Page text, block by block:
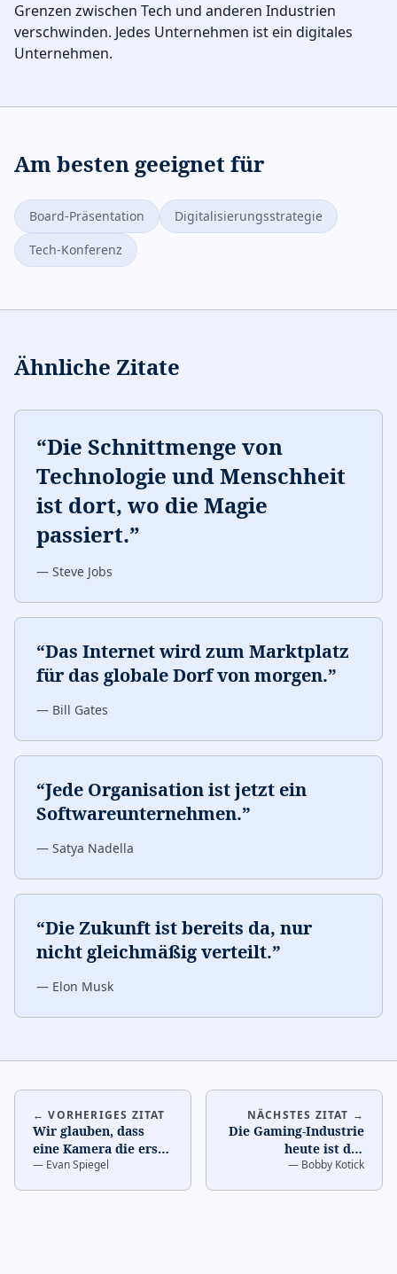
Grenzen zwischen Tech und anderen Industrien
verschwinden. Jedes Unternehmen ist ein digitales
Unternehmen.
Am besten geeignet für
Board-Präsentation
Digitalisierungsstrategie
Tech-Konferenz
Ähnliche Zitate
“Die Schnittmenge von
Technologie und Menschheit
ist dort, wo die Magie
passiert.”
— Steve Jobs
“Das Internet wird zum Marktplatz
für das globale Dorf von morgen.”
— Bill Gates
“Jede Organisation ist jetzt ein
Softwareunternehmen.”
— Satya Nadella
“Die Zukunft ist bereits da, nur
nicht gleichmäßig verteilt.”
— Elon Musk
← VORHERIGES ZITAT
Wir glauben, dass
eine Kamera die erste
Computerschnittstelle
— Evan Spiegel
NÄCHSTES ZITAT →
Die Gaming-Industrie
heute ist der
Filmindustrie vor 20
— Bobby Kotick